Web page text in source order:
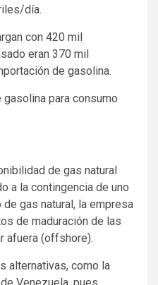
día.
con 420 mil
eran 370 mil
de gasolina.
para consumo
de gas natural
a la contingencia de uno
gas natural, la empresa
de maduración de las
afuera (offshore).
alternativas, como la